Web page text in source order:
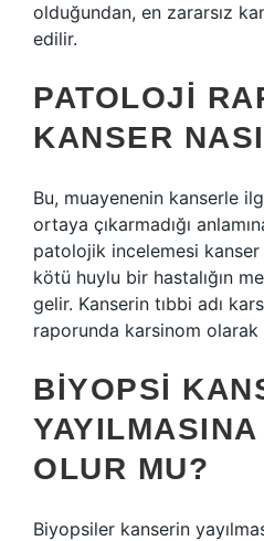
olduğundan, en zararsız
edilir.
PATOLOJI
KANSER
Bu, muayenenin kanserle
ortaya çıkarmadığı
patolojik incelemesi kanser
kötü huylu bir hastalığın
gelir. Kanserin tıbbi adı
raporunda karsinom olarak
BIYOPSI
OLUR MU?
Biyopsiler kanserin